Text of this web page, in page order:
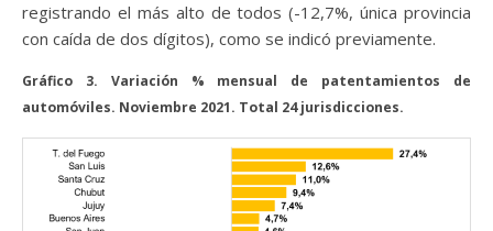
registrando el más alto de todos (-12,7%, única provincia
con caída de dos dígitos), como se indicó previamente.
Gráfico 3. Variación % mensual de patentamientos de
automóviles. Noviembre 2021. Total 24 jurisdicciones.